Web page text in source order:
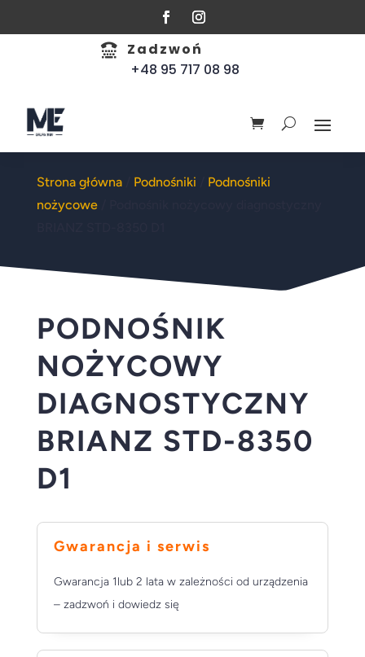

Zadzwoń
+48 95 717 08 98
Strona główna/ Podnośniki
Podnośniki
nożycowe/ Podnośnik nożycowy diagnostyczny
PODNOŚNIK
NOŻYCOWY
DIAGNOSTYCZNY
BRIANZ STD-8350
D1
Gwarancja i serwis
Gwarancja 1lub 2 lata w zależności od urządzenia
– zadzwoń i dowiedz się